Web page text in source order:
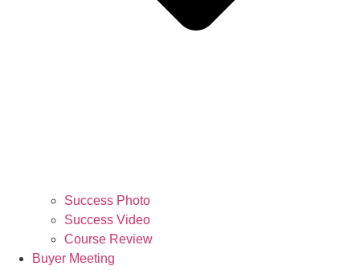
Success Photo
Success Video
Course Review
Buyer Meeting